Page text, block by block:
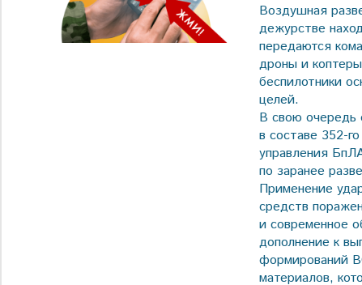
Воздушная
дежурстве
передаются
дроны и
беспилотники
целей.
В свою очередь
в составе 352-
управления
по заранее
Применение
средств
и современное
дополнение к
формирований
материалов,